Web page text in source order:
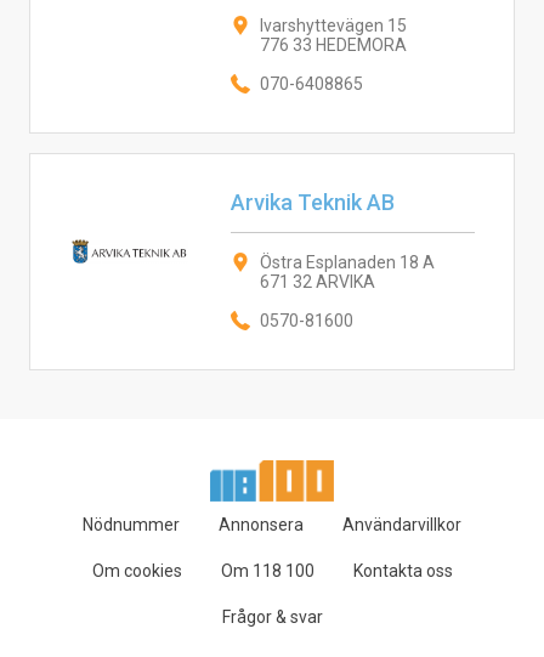
Ivarshyttevägen 15
776 33 HEDEMORA
070-6408865
Arvika Teknik AB
Östra Esplanaden 18 A
671 32 ARVIKA
0570-81600
Nödnummer Annonsera Användarvillkor
Om cookies Om 118 100 Kontakta oss
Frågor & svar